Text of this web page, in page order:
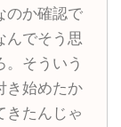
のか確認で
んでそう思
。そういう
き始めたか
きたんじゃ